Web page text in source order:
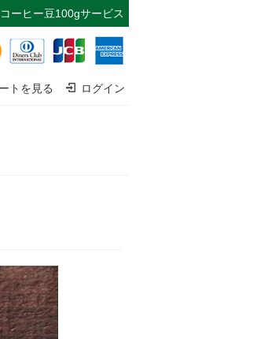
コーヒー豆100gサービス
トを見る ログイン